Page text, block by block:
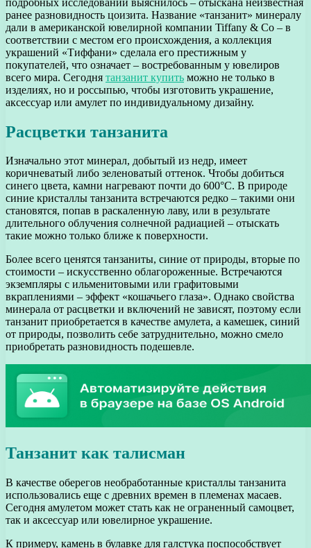
ранее разновидность цоизита. Название «танзанит» минералу
дали в американской ювелирной компании Tiffany & Co – в
соответствии с местом его происхождения, а коллекция
украшений «Тиффани» сделала его престижным у
покупателей, что означает – востребованным у ювелиров
всего мира. Сегодня танзанит купить можно не только в
изделиях, но и россыпью, чтобы изготовить украшение,
аксессуар или амулет по индивидуальному дизайну.
Расцветки танзанита
Изначально этот минерал, добытый из недр, имеет
коричневатый либо зеленоватый оттенок. Чтобы добиться
синего цвета, камни нагревают почти до 600°C. В природе
синие кристаллы танзанита встречаются редко – такими они
становятся, попав в раскаленную лаву, или в результате
длительного облучения солнечной радиацией – отыскать
такие можно только ближе к поверхности.
Более всего ценятся танзаниты, синие от природы, вторые по
стоимости – искусственно облагороженные. Встречаются
экземпляры с ильменитовыми или графитовыми
вкраплениями – эффект «кошачьего глаза». Однако свойства
минерала от расцветки и включений не зависят, поэтому если
танзанит приобретается в качестве амулета, а камешек, синий
от природы, позволить себе затруднительно, можно смело
приобретать разновидность подешевле.
Танзанит как талисман
В качестве оберегов необработанные кристаллы танзанита
использовались еще с древних времен в племенах масаев.
Сегодня амулетом может стать как не ограненный самоцвет,
так и аксессуар или ювелирное украшение.
К примеру, камень в булавке для галстука поспособствует